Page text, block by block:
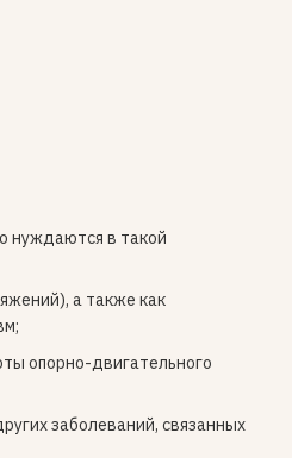
нуждаются в такой
а также как
опорно-двигательного
заболеваний, связанных